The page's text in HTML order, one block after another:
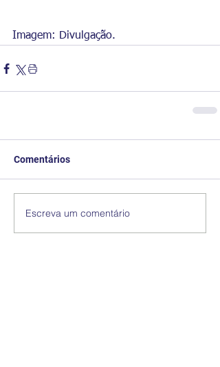
Imagem: Divulgação.
Comentários
Escreva um comentário